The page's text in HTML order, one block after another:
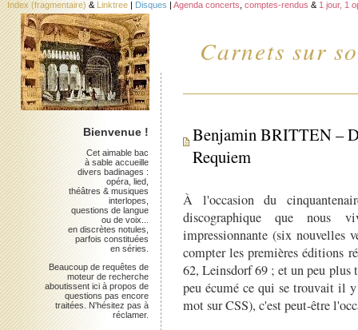
Carnets sur
Index (fragmentaire) & Linktree | Disques | Agenda concerts comptes-rendus & 1 jour, 1
Benjamin BRITTEN –
Requiem
À l'occasion du
discographique que nous
impressionnante (six nouvelles
compter les premières éditions
62, Leinsdorf 69 ; et un peu
peu écumé ce qui se trouvait il y
mot sur CSS), c'est peut-être
Bienvenue !
Cet aimable bac
à sable accueille
divers badinages :
opéra, lied,
théâtres & musiques
interlopes,
questions de langue
ou de voix...
en discrètes notules,
parfois constituées
en séries.
Beaucoup de requêtes de
moteur de recherche
aboutissent ici à propos de
questions pas encore
traitées. N'hésitez pas à
réclamer.